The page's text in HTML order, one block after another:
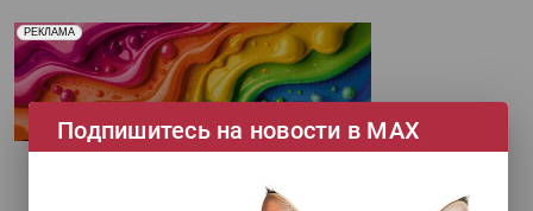
РЕКЛАМА
Реклама. Рекламодатель ООО "Передовые Системы
Печати" erid: 2SDnjd2d4Qz
Подпишитесь на новости в МАХ